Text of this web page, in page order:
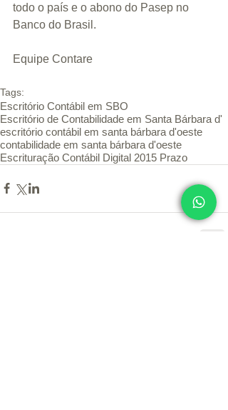
todo o país e o abono do Pasep no
Banco do Brasil.
Equipe Contare
Tags:
Escritório Contábil em SBO
Escritório de Contabilidade em Santa Bárbara d'
escritório contábil em santa bárbara d'oeste
contabilidade em santa bárbara d'oeste
Escrituração Contábil Digital 2015 Prazo